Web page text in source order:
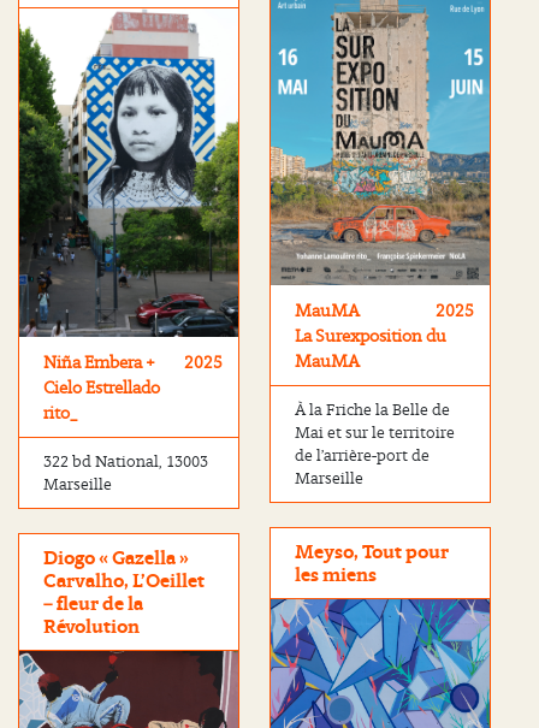
Niña Embera +
Cielo Estrellado
rito_
2025
322 bd National, 13003
Marseille
MauMA
La Surexposition du
MauMA
2025
À la Friche la Belle de
Mai et sur le territoire
de l’arrière-port de
Marseille
Diogo « Gazella »
Carvalho, L’Oeillet
– fleur de la
Révolution
Meyso, Tout pour
les miens